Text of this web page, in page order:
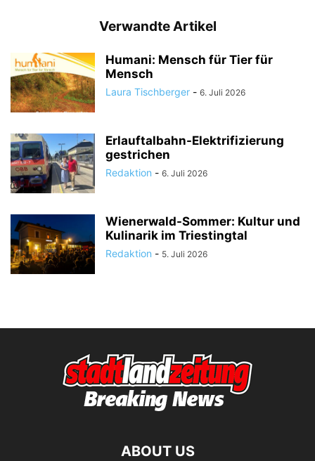
Verwandte Artikel
Humani: Mensch für Tier für
Mensch
Laura Tischberger - 6. Juli 2026
Erlauftalbahn-Elektrifizierung
gestrichen
Redaktion - 6. Juli 2026
Wienerwald-Sommer: Kultur und
Kulinarik im Triestingtal
Redaktion - 5. Juli 2026
ABOUT US